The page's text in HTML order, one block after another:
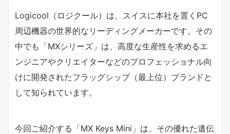
Logicool（ロジクール）は、スイスに本社を置くPC
周辺機器の世界的なリーディングメーカーです。その
中でも「MXシリーズ」は、高度な生産性を求めるエ
ンジニアやクリエイターなどのプロフェッショナル向
けに開発されたフラッグシップ（最上位）ブランドと
して知られています。
今回ご紹介する「MX Keys Mini」は、その優れた遺伝